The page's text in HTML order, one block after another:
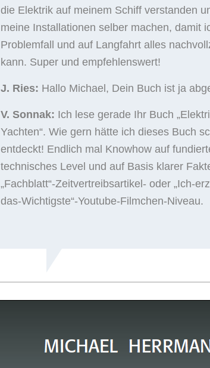
die Elektrik auf meinem Schiff verstanden
meine Installationen selber machen, damit
Problemfall und auf Langfahrt alles
kann. Super und empfehlenswert!
J. Ries: Hallo Michael, Dein Buch ist ja
V. Sonnak: Ich lese gerade Ihr Buch
Yachten“. Wie gern hätte ich dieses Buch
entdeckt! Endlich mal Knowhow auf
technisches Level und auf Basis klarer
„Fachblatt“-Zeitvertreibsartikel- oder „Ich-
das-Wichtigste“-Youtube-Filmchen-Niveau.